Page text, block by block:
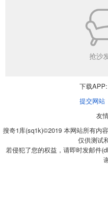
抢沙
下载APP:
提交网站
友
搜奇1库(sq1k)©2019 本网站所有内
仅供测试
若侵犯了您的权益，请即时发邮件